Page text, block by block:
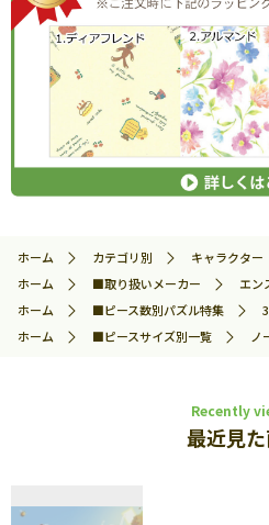
ホーム カテゴリ別 キャラクター
ホーム
■取り扱いメーカー エン
ホーム
■ピース数別パズル特集
ホーム
■ピースサイズ別一覧 ノ
Recently
最近見